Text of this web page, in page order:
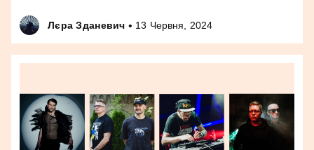
Лєра Зданевич • 13 Червня, 2024